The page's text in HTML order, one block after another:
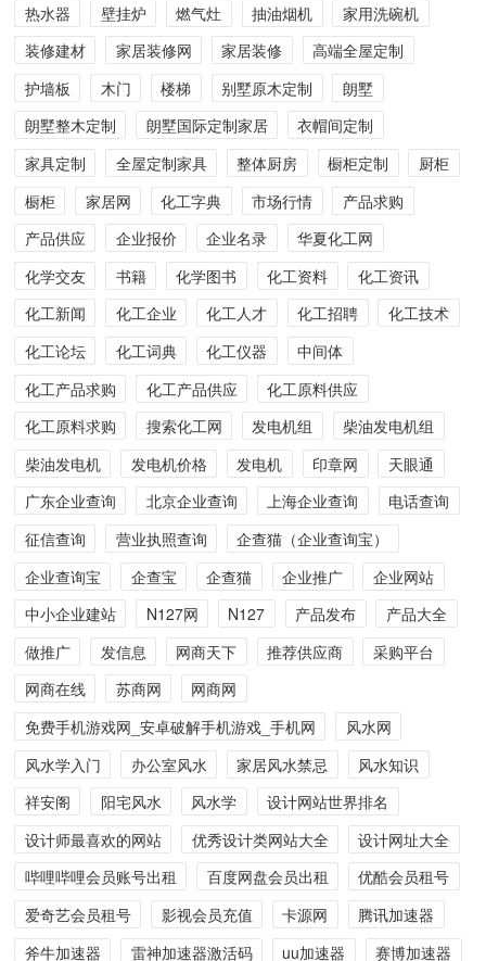
热水器
壁挂炉 燃气灶 抽油烟机
家用洗碗机
装修建材
家居装修网 家居装修
高端全屋定制
护墙板
木门 楼梯 别墅原木定制
朗墅
朗墅整木定制
朗墅国际定制家居
衣帽间定制
家具定制
全屋定制家具 整体厨房 橱柜定制
厨柜
橱柜
家居网 化工字典 市场行情
产品求购
产品供应
企业报价 企业名录
华夏化工网
化学交友
书籍 化学图书 化工资料
化工资讯
化工新闻
化工企业 化工人才 化工招聘
化工技术
化工论坛
化工词典 化工仪器
中间体
化工产品求购
化工产品供应
化工原料供应
化工原料求购
搜索化工网 发电机组
柴油发电机组
柴油发电机
发电机价格 发电机 印章网
天眼通
广东企业查询
北京企业查询 上海企业查询
电话查询
征信查询
营业执照查询
企查猫（企业查询宝）
企业查询宝
企查宝 企查猫 企业推广
企业网站
中小企业建站
N127网 N127 产品发布
产品大全
做推广
发信息 网商天下 推荐供应商
采购平台
网商在线
苏商网
网商网
免费手机游戏网_安卓破解手机游戏_手机网
风水网
风水学入门
办公室风水 家居风水禁忌
风水知识
祥安阁
阳宅风水 风水学
设计网站世界排名
设计师最喜欢的网站
优秀设计类网站大全
设计网址大全
哔哩哔哩会员账号出租
百度网盘会员出租
优酷会员租号
爱奇艺会员租号
影视会员充值 卡源网
腾讯加速器
斧牛加速器
雷神加速器激活码 uu加速器
赛博加速器